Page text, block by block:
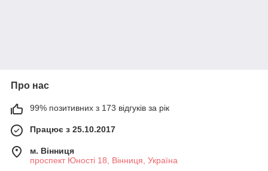
Про нас
99% позитивних з 173 відгуків за рік
Працює з 25.10.2017
м. Вінниця
проспект Юності 18, Вінниця, Україна